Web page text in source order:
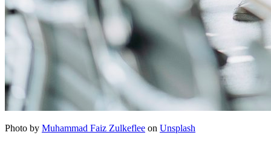
Photo by Muhammad Faiz Zulkeflee on Unsplash